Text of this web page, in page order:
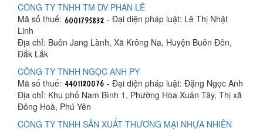
CÔNG TY TNHH TM DV PHAN LÊ
Mã số thuế:
- Đại diện pháp luật: Lê Thị Nhật
Linh
Địa chỉ: Buôn Jang Lành, Xã Krông Na, Huyện Buôn Đôn,
Đắk Lắk
CÔNG TY TNHH NGỌC ANH PY
Mã số thuế:
- Đại diện pháp luật: Đặng Ngọc Anh
Địa chỉ: Khu phố Nam Bình 1, Phường Hòa Xuân Tây, Thị xã
Đông Hoà, Phú Yên
CÔNG TY TNHH SẢN XUẤT THƯƠNG MẠI NHỰA NHIÊN